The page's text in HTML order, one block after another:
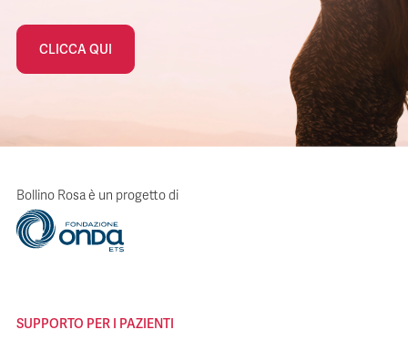
CLICCA QUI
Bollino Rosa è un progetto di
SUPPORTO PER I PAZIENTI